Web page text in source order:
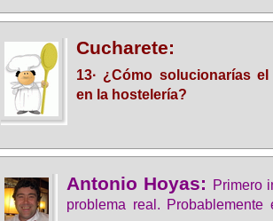
Cucharete:
13· ¿Cómo solucionarías
en la hostelería?
Antonio Hoyas:
Primero
problema real.